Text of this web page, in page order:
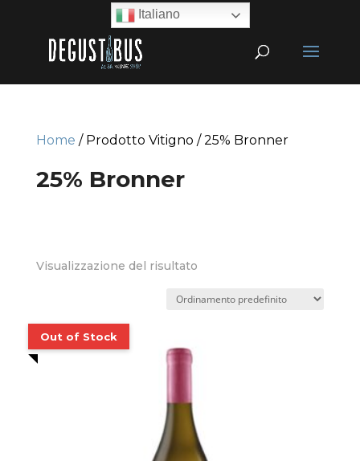
Home / Prodotto Vitigno / 25% Bronner
25% Bronner
Visualizzazione del risultato
Italiano